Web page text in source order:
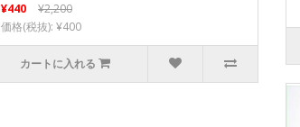
¥440
¥2,200
価格(税抜): ¥400
カートに入れる